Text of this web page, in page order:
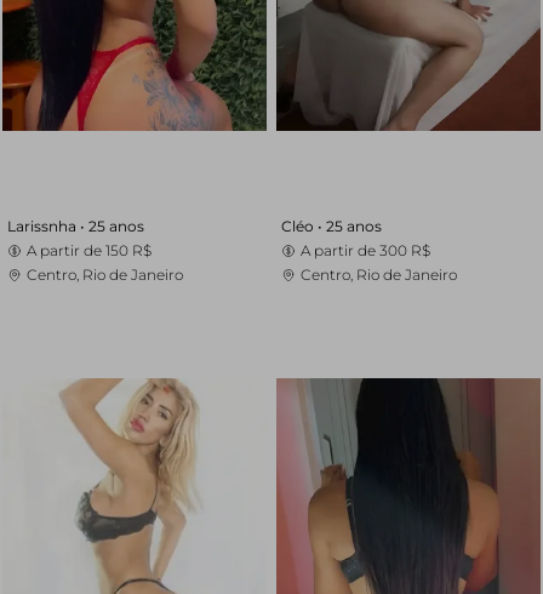
Larissnha • 25 anos
A partir de 150 R$
Centro, Rio de Janeiro
Cléo • 25 anos
A partir de 300 R$
Centro, Rio de Janeiro